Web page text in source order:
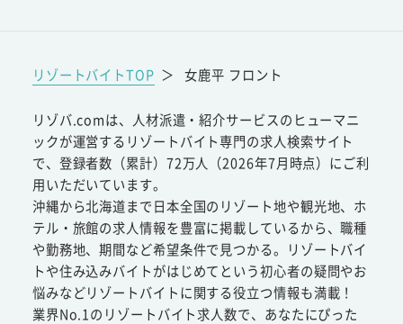
リゾートバイトTOP ＞ 女鹿平 フロント
リゾバ.comは、人材派遣・紹介サービスのヒューマニ
ックが運営するリゾートバイト専門の求人検索サイト
で、登録者数（累計）72万人（2026年7月時点）にご利
用いただいています。
沖縄から北海道まで日本全国のリゾート地や観光地、ホ
テル・旅館の求人情報を豊富に掲載しているから、職種
や勤務地、期間など希望条件で見つかる。リゾートバイ
トや住み込みバイトがはじめてという初心者の疑問やお
悩みなどリゾートバイトに関する役立つ情報も満載！
業界No.1のリゾートバイト求人数で、あなたにぴった